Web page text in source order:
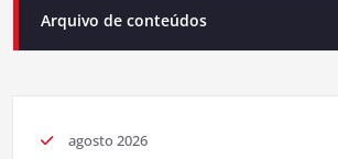
Arquivo de conteúdos
agosto 2026